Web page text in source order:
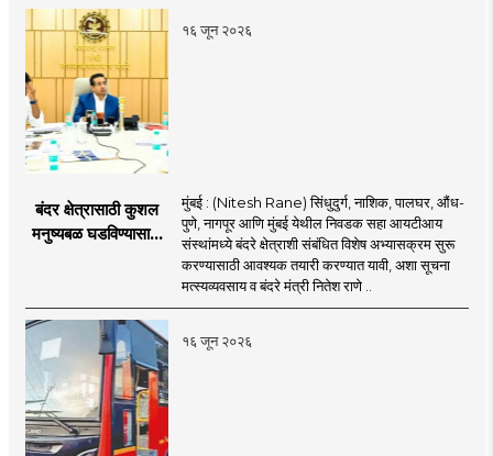
१६ जून २०२६
बंदर क्षेत्रासाठी कुशल
मनुष्यबळ घडविण्यासाठी
अभ्यासक्रम - मंत्री
नितेश राणे
मुंबई : (Nitesh Rane) सिंधुदुर्ग, नाशिक, पालघर, औंध-
पुणे, नागपूर आणि मुंबई येथील निवडक सहा आयटीआय
संस्थांमध्ये बंदरे क्षेत्राशी संबंधित विशेष अभ्यासक्रम सुरू
करण्यासाठी आवश्यक तयारी करण्यात यावी, अशा सूचना
मत्स्यव्यवसाय व बंदरे मंत्री नितेश राणे ..
१६ जून २०२६